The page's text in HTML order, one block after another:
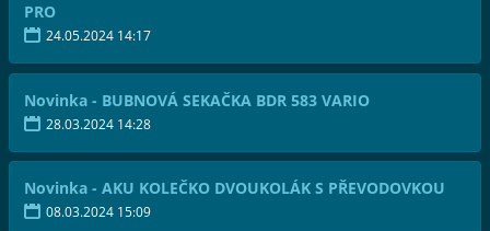
PRO
24.05.2024 14:17
Novinka - BUBNOVÁ SEKAČKA BDR 583 VARIO
28.03.2024 14:28
Novinka - AKU KOLEČKO DVOUKOLÁK S PŘEVODOVKOU
08.03.2024 15:09